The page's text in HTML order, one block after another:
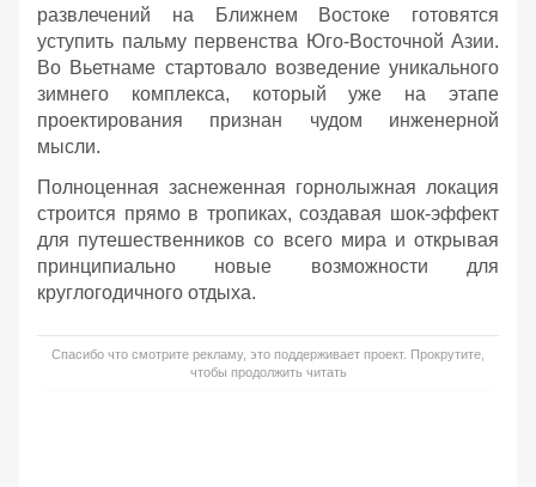
развлечений на Ближнем Востоке готовятся
уступить пальму первенства Юго-Восточной Азии.
Во Вьетнаме стартовало возведение уникального
зимнего комплекса, который уже на этапе
проектирования признан чудом инженерной
мысли.
Полноценная заснеженная горнолыжная локация
строится прямо в тропиках, создавая шок-эффект
для путешественников со всего мира и открывая
принципиально новые возможности для
круглогодичного отдыха.
Спасибо что смотрите рекламу, это поддерживает проект. Прокрутите,
чтобы продолжить читать